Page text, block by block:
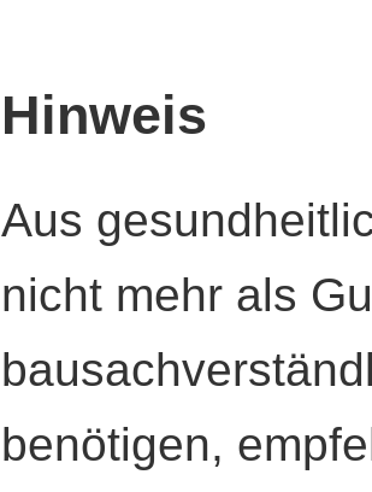
Hinweis
Aus
nicht mehr als
benötigen,